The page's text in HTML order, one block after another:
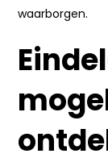
waarborgen.